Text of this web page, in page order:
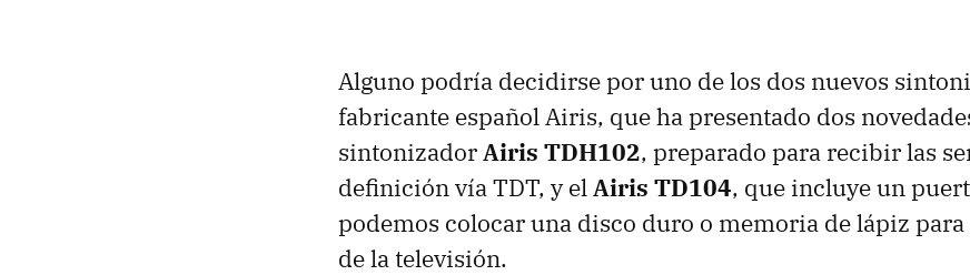
Alguno podría decidirse por uno de los dos nuevos
fabricante español Airis, que ha presentado dos
sintonizadorAiris TDH102, preparado para recibir las
definición víaTDT, y elAiris TD104, que incluye un
podemos colocar una disco duro o memoria de lápiz
de la televisión.